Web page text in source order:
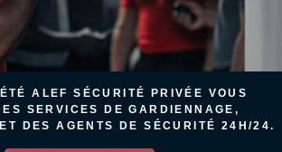
ALEF SÉCURITÉ PRIVÉE VOUS
SERVICES DE GARDIENNAGE,
DES AGENTS DE SÉCURITÉ 24H/24.